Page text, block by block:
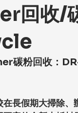
回收/
碳粉回收：
長假期大掃除、